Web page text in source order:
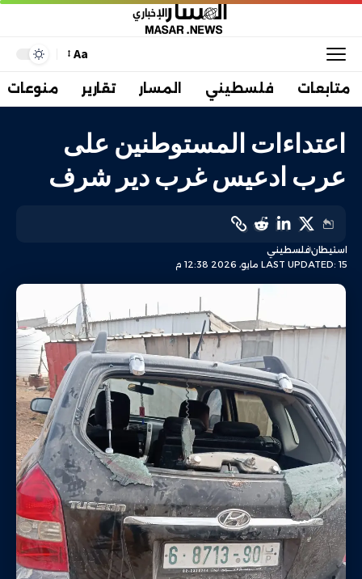
Aa
متابعات فلسطيني المسار تقارير منوعات
اعتداءات المستوطنين على
عرب ادعيس غرب دير شرف
LAST UPDATED: 15 مايو، 2026 12:38 م
استيطانفلسطيني